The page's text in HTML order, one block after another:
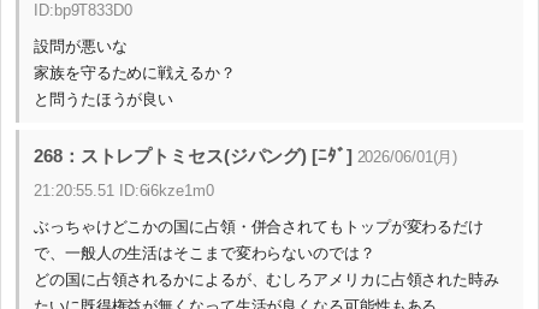
ID:bp9T833D0
設問が悪いな
家族を守るために戦えるか？
と問うたほうが良い
268：ストレプトミセス(ジパング) [ﾆﾀﾞ] 2026/06/01(月)
21:20:55.51 ID:6i6kze1m0
ぶっちゃけどこかの国に占領・併合されてもトップが変わるだけ
で、一般人の生活はそこまで変わらないのでは？
どの国に占領されるかによるが、むしろアメリカに占領された時み